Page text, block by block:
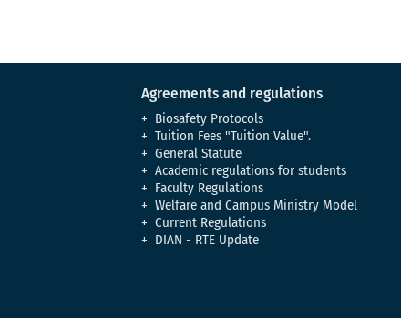
Agreements and regulations
Biosafety Protocols
Tuition Fees "Tuition Value".
General Statute
Academic regulations for students
Faculty Regulations
Welfare and Campus Ministry Model
Current Regulations
DIAN - RTE Update